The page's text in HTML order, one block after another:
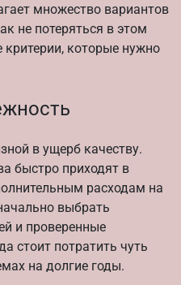
множество вариантов
не потеряться в этом
критерии, которые нужно
в ущерб качеству.
быстро приходят в
расходам на
выбрать
и проверенные
стоит потратить чуть
на долгие годы.